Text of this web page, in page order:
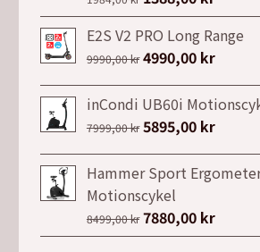
ursprungliga
priset
var:
1984,00 kr.
priset
är:
E2S V2 PRO Long Range
9990,00kr Det
ursprungliga
priset
var:
4990,00 krDet
priset
är:
inCondi UB60i
7999,00kr Det
ursprungliga
priset
var:
7999,00 kr.
5895,00 krDet
priset
Hammer Sport
Motionscykel
8499,00kr Det
ursprungliga
7880,00 krDet